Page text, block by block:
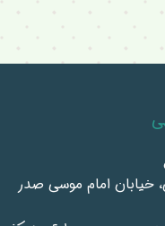
خيابان امام موسى صدر